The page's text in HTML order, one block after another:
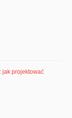
jak projektować